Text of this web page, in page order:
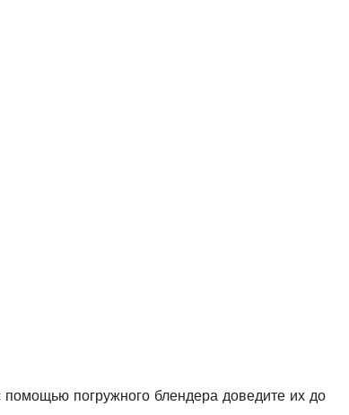
погружного блендера доведите их до